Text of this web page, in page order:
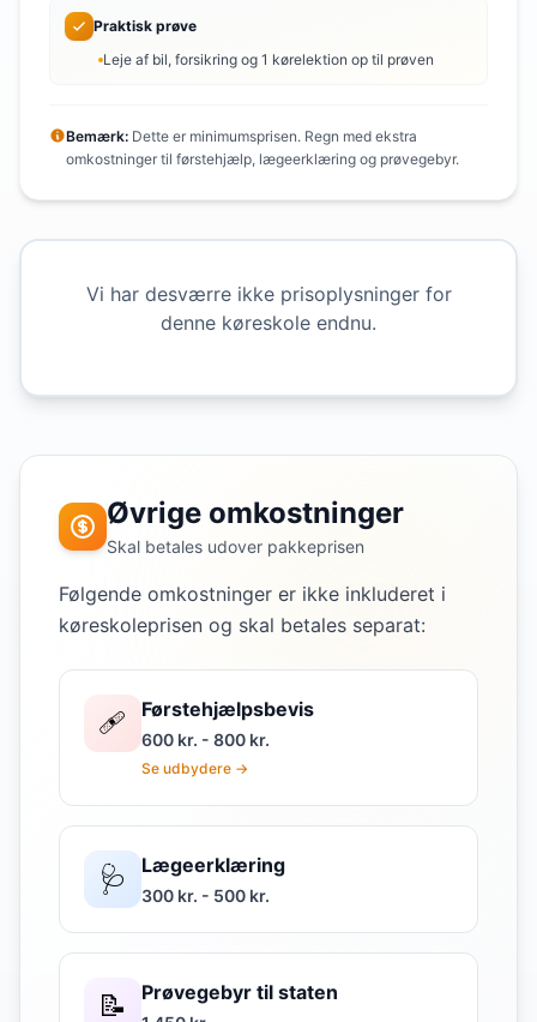
Praktisk prøve
Leje af bil, forsikring og 1 kørelektion op til prøven
Bemærk: Dette er minimumsprisen. Regn med ekstra
omkostninger til førstehjælp, lægeerklæring og prøvegebyr.
Vi har desværre ikke prisoplysninger for
denne køreskole endnu.
Øvrige omkostninger
Skal betales udover pakkeprisen
Følgende omkostninger er ikke inkluderet i
køreskoleprisen og skal betales separat:
🩹 Førstehjælpsbevis
600 kr. - 800 kr.
Se udbydere →
🩺 Lægeerklæring
300 kr. - 500 kr.
📝 Prøvegebyr til staten